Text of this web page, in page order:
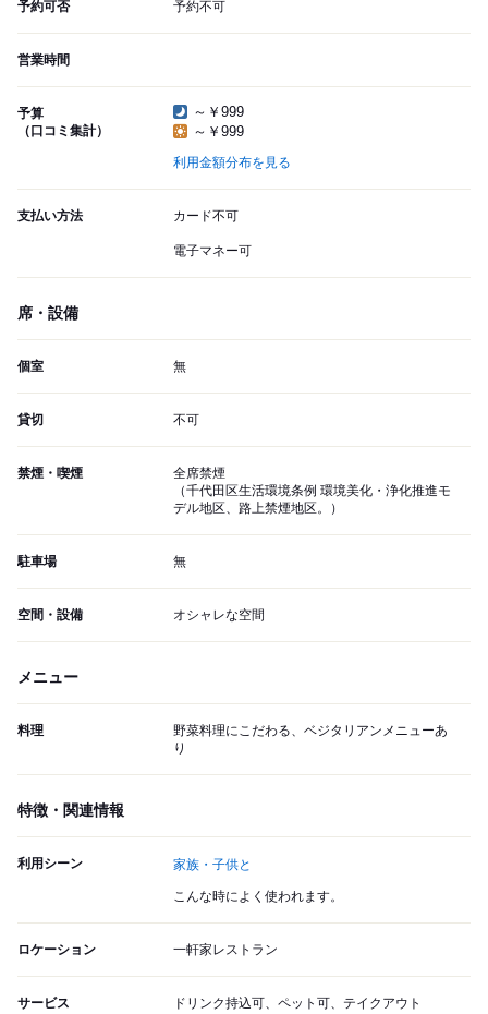
予約可否 予約不可
営業時間
予算
（口コミ集計）
～￥999
～￥999
利用金額分布を見る
支払い方法 カード不可
電子マネー可
席・設備
個室 無
貸切 不可
禁煙・喫煙
全席禁煙
（千代田区生活環境条例 環境美化・浄化推進モ
デル地区、路上禁煙地区。）
駐車場 無
空間・設備 オシャレな空間
メニュー
料理
野菜料理にこだわる、ベジタリアンメニューあ
り
特徴・関連情報
利用シーン 家族・子供と
こんな時によく使われます。
ロケーション 一軒家レストラン
サービス ドリンク持込可、ペット可、テイクアウト